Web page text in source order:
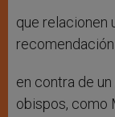
que relacionen
en contra de
obispos, como